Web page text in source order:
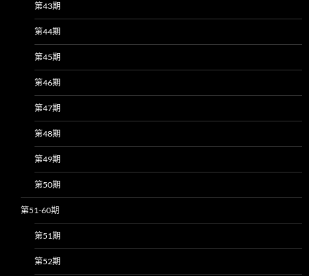
第43期
第44期
第45期
第46期
第47期
第48期
第49期
第50期
第51-60期
第51期
第52期